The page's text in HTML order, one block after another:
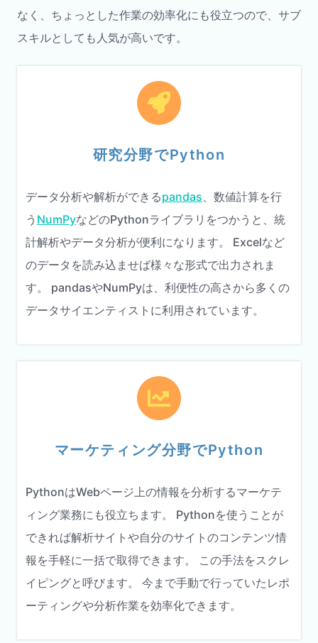
なく、ちょっとした作業の効率化にも役立つので、サブ
スキルとしても人気が高いです。
研究分野でPython
データ分析や解析ができるpandas、数値計算を行
う NumPyなどのPythonライブラリをつかうと、統
計解析やデータ分析が便利になります。 Excelなど
のデータを読み込ませば様々な形式で出力されま
す。 pandasやNumPyは、利便性の高さから多くの
データサイエンティストに利用されています。
マーケティング分野でPython
PythonはWebページ上の情報を分析するマーケテ
ィング業務にも役立ちます。 Pythonを使うことが
できれば解析サイトや自分のサイトのコンテンツ情
報を手軽に一括で取得できます。 この手法をスクレ
イピングと呼びます。 今まで手動で行っていたレポ
ーティングや分析作業を効率化できます。